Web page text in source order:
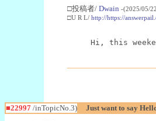
□投稿者/ Dwain -(2025/05/
□U R L/ http://https://
Hi, this
■22997 /inTopicNo.3) Just want to say